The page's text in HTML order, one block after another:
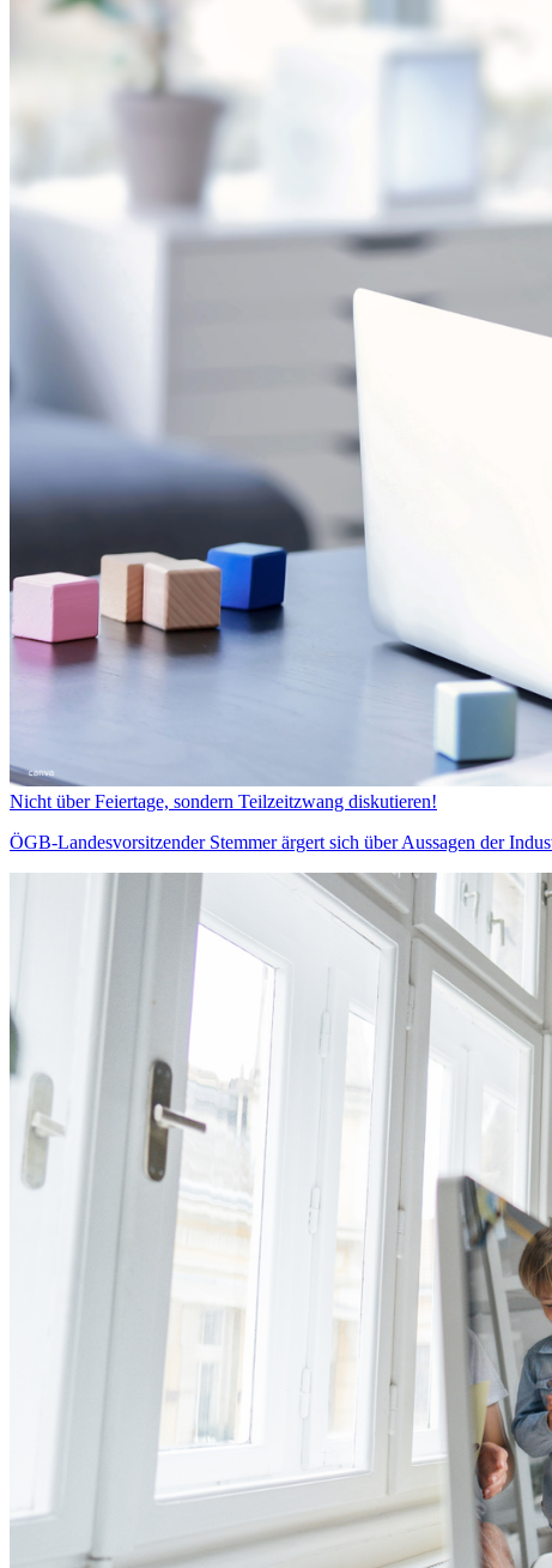
Nicht über Feiertage, sondern Teilzeitzwang diskutieren!
ÖGB-Landesvorsitzender Stemmer ärgert sich über Aussagen der